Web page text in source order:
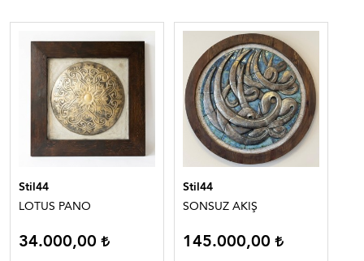
Stil44
LOTUS PANO
34.000,00
Stil44
SONSUZ AKIŞ
145.000,00